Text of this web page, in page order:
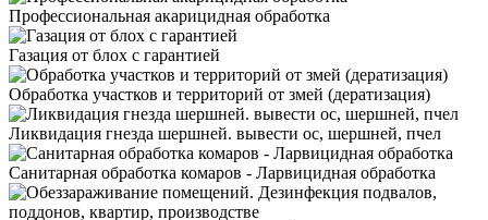
Профессиональная акарицидная обработка
Газация от блох с гарантией
Обработка участков и территорий от змей (дератизация)
Ликвидация гнезда шершней. вывести ос, шершней, пчел
Санитарная обработка комаров - Ларвицидная обработка